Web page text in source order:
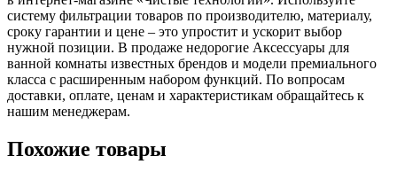
систему фильтрации товаров по производителю, материалу,
сроку гарантии и цене – это упростит и ускорит выбор
нужной позиции. В продаже недорогие Аксессуары для
ванной комнаты известных брендов и модели премиального
класса с расширенным набором функций. По вопросам
доставки, оплате, ценам и характеристикам обращайтесь к
нашим менеджерам.
Похожие товары